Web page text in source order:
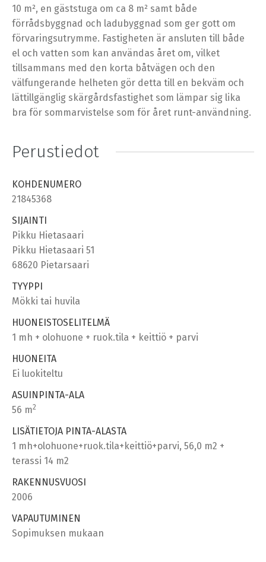
10 m², en gäststuga om ca 8 m² samt både
förrådsbyggnad och ladubyggnad som ger gott om
förvaringsutrymme. Fastigheten är ansluten till både
el och vatten som kan användas året om, vilket
tillsammans med den korta båtvägen och den
välfungerande helheten gör detta till en bekväm och
lättillgänglig skärgårdsfastighet som lämpar sig lika
bra för sommarvistelse som för året runt-användning.
Perustiedot
KOHDENUMERO
21845368
SIJAINTI
Pikku Hietasaari
Pikku Hietasaari 51
68620 Pietarsaari
TYYPPI
Mökki tai huvila
HUONEISTOSELITELMÄ
1 mh + olohuone + ruok.tila + keittiö + parvi
HUONEITA
Ei luokiteltu
ASUINPINTA-ALA
56 m2
LISÄTIETOJA PINTA-ALASTA
1 mh+olohuone+ruok.tila+keittiö+parvi, 56,0 m2 +
terassi 14 m2
RAKENNUSVUOSI
2006
VAPAUTUMINEN
Sopimuksen mukaan